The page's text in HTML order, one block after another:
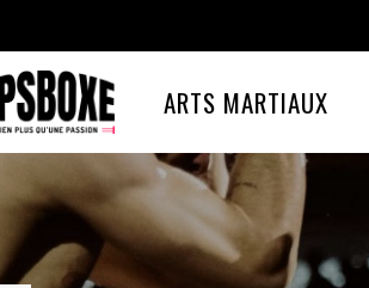
ARTS MARTIAUX